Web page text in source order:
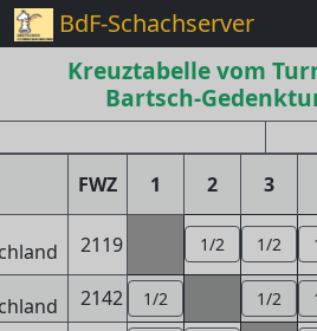
BdF-Schachserver
Kreuztabelle vom
Bartsch-
FWZ 1 2 3
2119 1/2 1/2
2142 1/2 1/2